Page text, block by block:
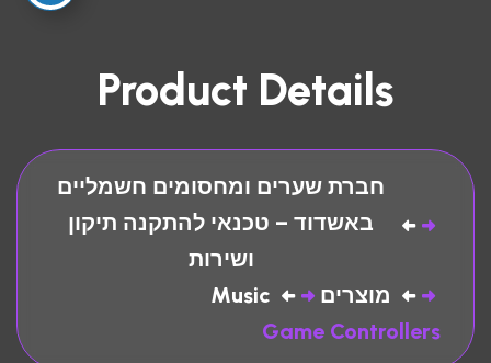
Product Details
חברת שערים ומחסומים חשמליים
באשדוד – טכנאי להתקנה תיקון
ושירות
מוצרים
Music
Game Controllers